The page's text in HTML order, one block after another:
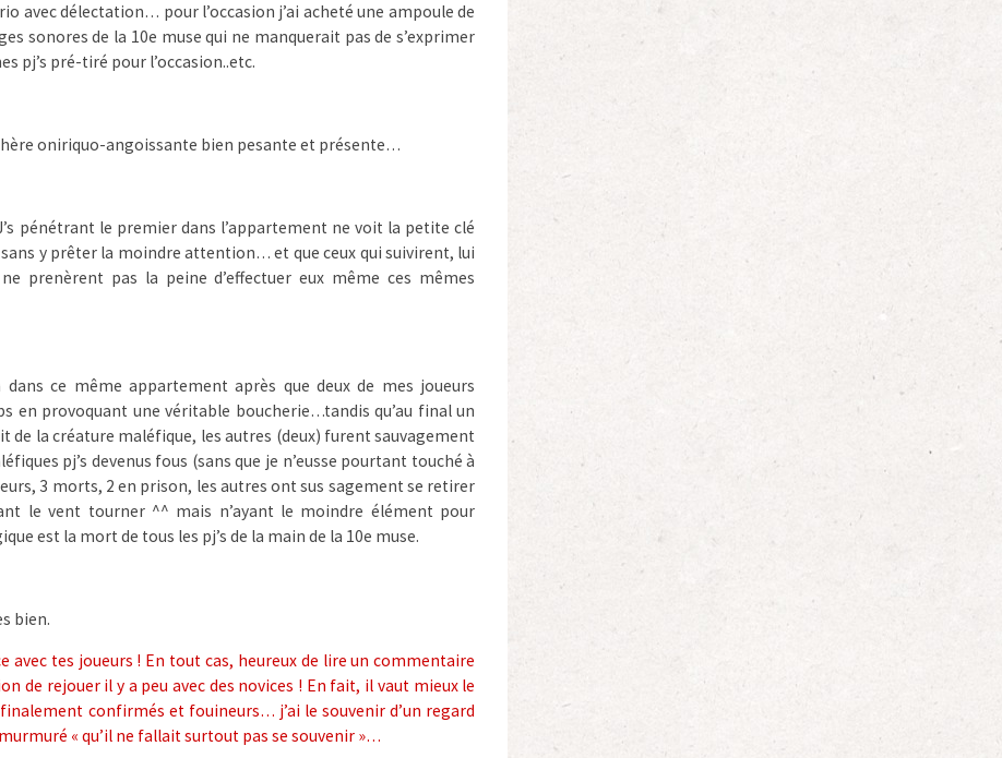
avec délectation… pour l’occasion j’ai acheté une ampoule de
sonores de la 10e muse qui ne manquerait pas de s’exprimer
pj’s pré-tiré pour l’occasion..etc.
oniriquo-angoissante bien pesante et présente…
pénétrant le premier dans l’appartement ne voit la petite clé
y prêter la moindre attention… et que ceux qui suivirent, lui
prenèrent pas la peine d’effectuer eux même ces mêmes
ce même appartement après que deux de mes joueurs
en provoquant une véritable boucherie…tandis qu’au final un
de la créature maléfique, les autres (deux) furent sauvagement
pj’s devenus fous (sans que je n’eusse pourtant touché à
3 morts, 2 en prison, les autres ont sus sagement se retirer
le vent tourner ^^ mais n’ayant le moindre élément pour
est la mort de tous les pj’s de la main de la 10e muse.
bien.
avec tes joueurs ! En tout cas, heureux de lire un commentaire
de rejouer il y a peu avec des novices ! En fait, il vaut mieux le
confirmés et fouineurs… j’ai le souvenir d’un regard
« qu’il ne fallait surtout pas se souvenir »…